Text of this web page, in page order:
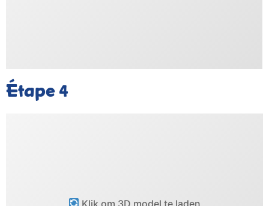
Étape4
Klik om 3D model te laden